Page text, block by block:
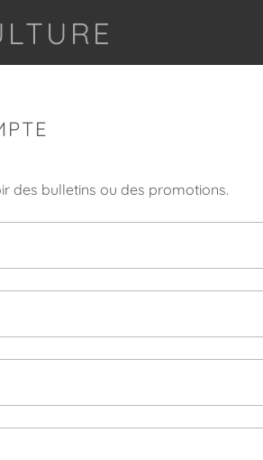
des bulletins ou des promotions.